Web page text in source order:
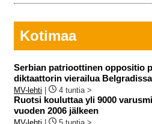
Kotimaa
Serbian patrioottinen oppositio
diktaattorin vierailua Belgradissa
MV-lehti 4 tuntia >
Ruotsi kouluttaa yli 9000
vuoden 2006 jälkeen